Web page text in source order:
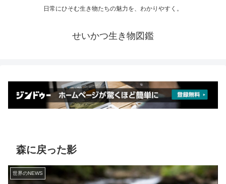
日常にひそむ生き物たちの魅力を、わかりやすく。
せいかつ生き物図鑑
森に戻った影
世界のNEWS